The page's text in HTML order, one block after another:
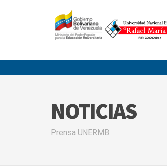
NOTICIAS
Prensa UNERMB